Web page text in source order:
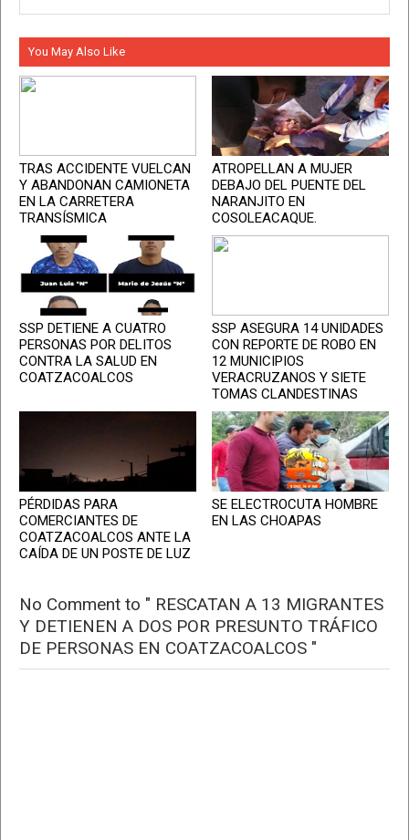
You May Also Like
TRAS ACCIDENTE VUELCAN
Y ABANDONAN CAMIONETA
EN LA CARRETERA
TRANSÍSMICA
ATROPELLAN A MUJER
DEBAJO DEL PUENTE DEL
NARANJITO EN
COSOLEACAQUE.
SSP DETIENE A CUATRO
PERSONAS POR DELITOS
CONTRA LA SALUD EN
COATZACOALCOS
SSP ASEGURA 14 UNIDADES
CON REPORTE DE ROBO EN
12 MUNICIPIOS
VERACRUZANOS Y SIETE
TOMAS CLANDESTINAS
PÉRDIDAS PARA
COMERCIANTES DE
COATZACOALCOS ANTE LA
CAÍDA DE UN POSTE DE LUZ
SE ELECTROCUTA HOMBRE
EN LAS CHOAPAS
No Comment to " RESCATAN A 13 MIGRANTES
Y DETIENEN A DOS POR PRESUNTO TRÁFICO
DE PERSONAS EN COATZACOALCOS "